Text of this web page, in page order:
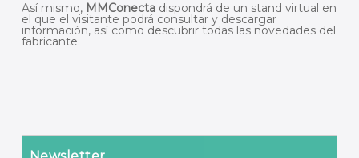
Así mismo, MMConectadispondrá de un stand virtual en
el que el visitante podrá consultar y descargar
información, así como descubrir todas las novedades del
fabricante.